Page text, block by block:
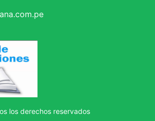
los derechos reservados